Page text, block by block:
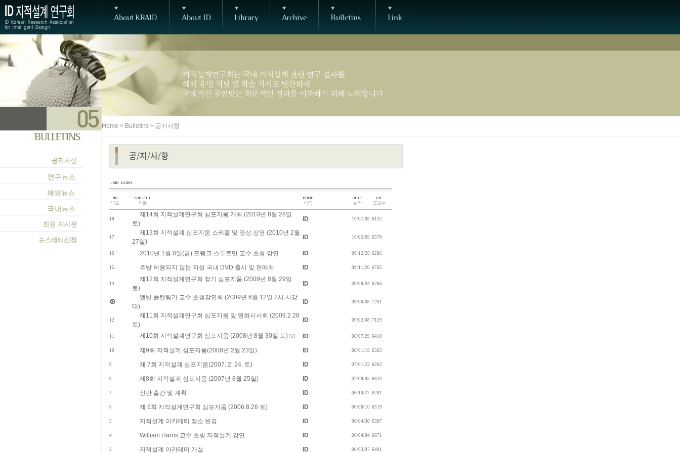
Home > Bulletins > 공지사항
18
제14회 지적설계연구회 심포지움 개최 (2010년 8월 28일
토)
ID 10/07/09 6132
17
제13회 지적설계 심포지움 스케줄 및 영상 상영 (2010년 2월
27일)
ID 10/02/05 6570
16 2010년 1월 8일(금) 프랭크 스투트만 교수 초청 강연 ID 09/12/29 6286
15 추방 허용되지 않는 지성 국내 DVD 출시 및 판매처 ID 09/11/20 6765
14
제12회 지적설계연구회 정기 심포지움 (2009년 8월 29일
토)
ID 09/08/04 6266
앨빈 플랜팅가 교수 초청강연회 (2009년 6월 12일 2시 서강
대)
ID 09/06/08 7261
12
제11회 지적설계연구회 심포지움 및 영화시사회 (2009.2.28
토)
ID 09/02/08 7129
11 제10회 지적설계연구회 심포지움 (2008년 8월 30일 토) [1] ID 08/07/29 6410
10 제9회 지적설계 심포지움(2008년 2월 23일) ID 08/01/19 6363
9 제 7회 지적설계 심포지움(2007. 2. 24. 토) ID 07/01/22 6262
8 제8회 지적설계 심포지움 (2007년 8월 25일) ID 07/08/05 6610
7 신간 출간 및 계획 ID 06/10/27 6281
6 제 6회 지적설계연구회 심포지움 (2006.8.26 토) ID 06/08/10 6519
5 지적설계 아카데미 장소 변경 ID 06/04/30 6387
4 William Harris 교수 초빙 지적설계 강연 ID 06/04/04 6671
3 지적설계 아카데미 개설 ID 06/03/07 6491